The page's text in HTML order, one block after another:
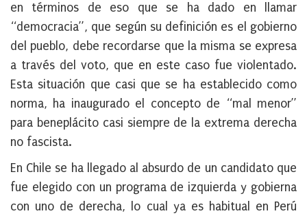
en términos de eso que se ha dado en llamar
“democracia”, que según su definición es el gobierno
del pueblo, debe recordarse que la misma se expresa
a través del voto, que en este caso fue violentado.
Esta situación que casi que se ha establecido como
norma, ha inaugurado el concepto de “mal menor”
para beneplácito casi siempre de la extrema derecha
no fascista.
En Chile se ha llegado al absurdo de un candidato que
fue elegido con un programa de izquierda y gobierna
con uno de derecha, lo cual ya es habitual en Perú